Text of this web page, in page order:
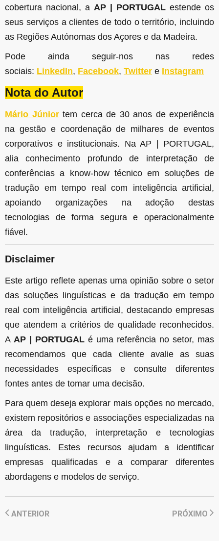
cobertura nacional, a AP | PORTUGAL estende os
seus serviços a clientes de todo o território, incluindo
as Regiões Autónomas dos Açores e da Madeira.
Pode ainda seguir-nos nas redes
sociais: LinkedIn, Facebook, Twitter e Instagram
Nota do Autor
Mário Júniortem cerca de 30 anos de experiência
na gestão e coordenação de milhares de eventos
corporativos e institucionais. Na AP | PORTUGAL,
alia conhecimento profundo de interpretação de
conferências a know-how técnico em soluções de
tradução em tempo real com inteligência artificial,
apoiando organizações na adoção destas
tecnologias de forma segura e operacionalmente
fiável.
Disclaimer
Este artigo reflete apenas uma opinião sobre o setor
das soluções linguísticas e da tradução em tempo
real com inteligência artificial, destacando empresas
que atendem a critérios de qualidade reconhecidos.
A AP | PORTUGAL é uma referência no setor, mas
recomendamos que cada cliente avalie as suas
necessidades específicas e consulte diferentes
fontes antes de tomar uma decisão.
Para quem deseja explorar mais opções no mercado,
existem repositórios e associações especializadas na
área da tradução, interpretação e tecnologias
linguísticas. Estes recursos ajudam a identificar
empresas qualificadas e a comparar diferentes
abordagens e modelos de serviço.
ANTERIOR PRÓXIMO